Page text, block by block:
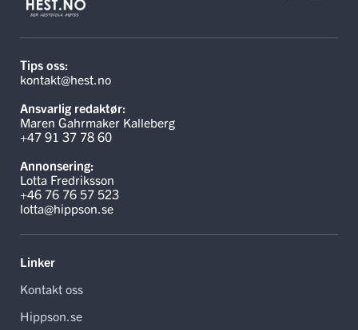
Tips oss:
kontakt@hest.no
Ansvarlig redaktør:
Maren Gahrmaker Kalleberg
+47 91 37 78 60
Annonsering:
Lotta Fredriksson
+46 76 76 57 523
lotta@hippson.se
Linker
Kontakt oss
Hippson.se